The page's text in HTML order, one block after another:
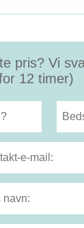
pris? Vi
12 timer)